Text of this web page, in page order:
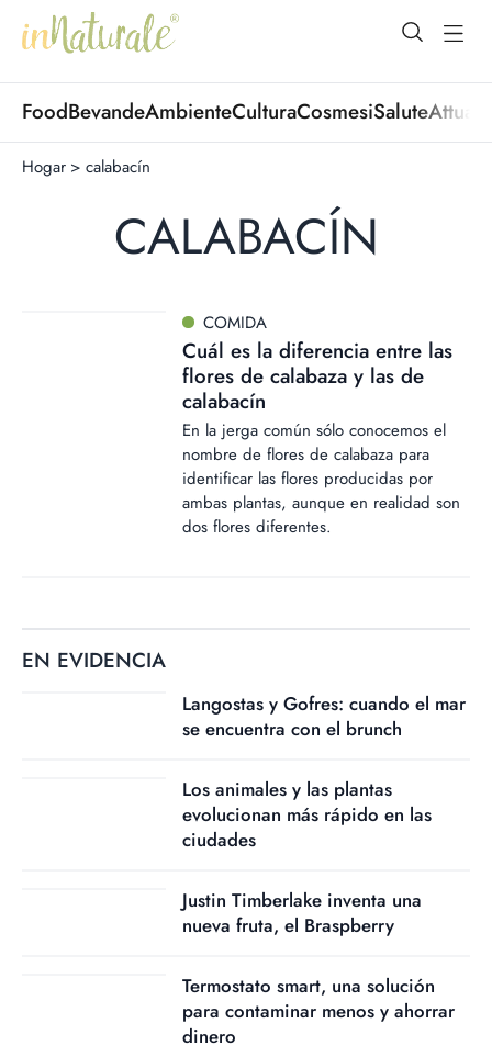
open
FoodBevandeAmbienteCulturaCosmesiSalute
Hogar > calabacín
CALABACÍN
COMIDA
Cuál es la diferencia entre las
flores de calabaza y las de
calabacín
En la jerga común sólo conocemos el
nombre de flores de calabaza para
identificar las flores producidas por
ambas plantas, aunque en realidad son
dos flores diferentes.
EN EVIDENCIA
Langostas y Gofres: cuando el mar
se encuentra con el brunch
Los animales y las plantas
evolucionan más rápido en las
ciudades
Justin Timberlake inventa una
nueva fruta, el Braspberry
Termostato smart, una solución
para contaminar menos y ahorrar
dinero